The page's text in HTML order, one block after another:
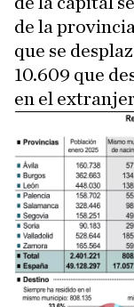
de la
que se
10.609 que
en el